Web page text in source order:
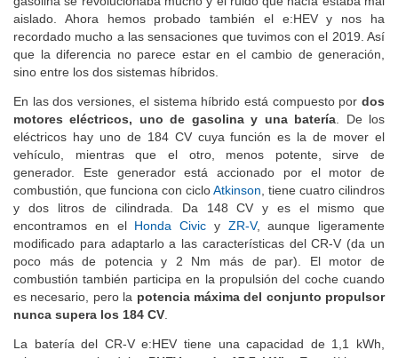
aislado. Ahora hemos probado también el e:HEV y nos ha
recordado mucho a las sensaciones que tuvimos con el 2019. Así
que la diferencia no parece estar en el cambio de generación,
sino entre los dos sistemas híbridos.
En las dos versiones, el sistema híbrido está compuesto por dos
motores eléctricos, uno de gasolina y una batería. De los
eléctricos hay uno de 184 CV cuya función es la de mover el
vehículo, mientras que el otro, menos potente, sirve de
generador. Este generador está accionado por el motor de
combustión, que funciona con cicloAtkinson, tiene cuatro cilindros
y dos litros de cilindrada. Da 148 CV y es el mismo que
encontramos en el Honda Civic y ZR-V, aunque ligeramente
modificado para adaptarlo a las características del CR-V (da un
poco más de potencia y 2 Nm más de par). El motor de
combustión también participa en la propulsión del coche cuando
es necesario, pero la potencia máxima del conjunto propulsor
nunca supera los 184 CV.
La batería del CR-V e:HEV tiene una capacidad de 1,1 kWh,